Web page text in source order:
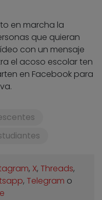
en marcha la
que quieran
con un mensaje
el acoso escolar ten
en Facebook para
, X, Threads,
, Telegram o